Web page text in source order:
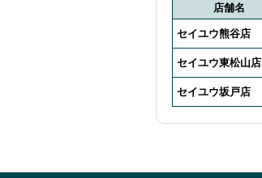
店舗名
セイユウ熊谷店
セイユウ東松山店
セイユウ坂戸店